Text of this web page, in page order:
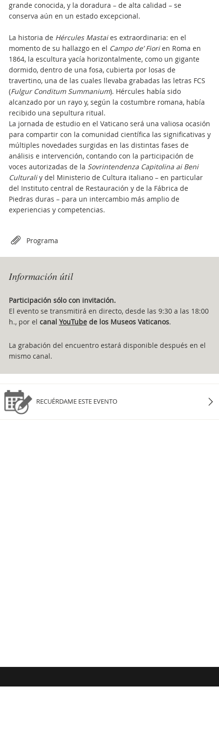
grande conocida, y la doradura – de alta calidad – se
conserva aún en un estado excepcional.
La historia de Hércules Mastaies extraordinaria: en el
momento de su hallazgo en el Campo de’ Fiorien Roma en
1864, la escultura yacía horizontalmente, como un gigante
dormido, dentro de una fosa, cubierta por losas de
travertino, una de las cuales llevaba grabadas las letras FCS
(Fulgur Conditum Summanium). Hércules había sido
alcanzado por un rayo y, según la costumbre romana, había
recibido una sepultura ritual.
La jornada de estudio en el Vaticano será una valiosa ocasión
para compartir con la comunidad científica las significativas y
múltiples novedades surgidas en las distintas fases de
análisis e intervención, contando con la participación de
voces autorizadas de la Sovrintendenza Capitolina ai Beni
Culturaliy del Ministerio de Cultura italiano – en particular
del Instituto central de Restauración y de la Fábrica de
Piedras duras – para un intercambio más amplio de
experiencias y competencias.
Attachments
Programa
Información útil
Participación sólo con invitación.
El evento se transmitirá en directo, desde las 9:30 a las 18:00
h., por el canal YouTubede los Museos Vaticanos.
La grabación del encuentro estará disponible después en el
mismo canal.
RECUÉRDAME ESTE EVENTO